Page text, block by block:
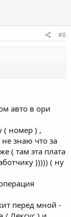
#8
авто в ори
( номер ) ,
знаю что за
( там эта плата
))))) ( ну
перед мной -